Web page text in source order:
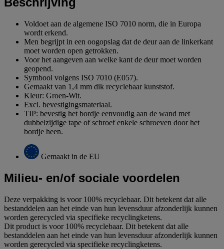
Voldoet aan de algemene ISO 7010 norm, die in Europa
wordt erkend.
Men begrijpt in een oogopslag dat de deur aan de linkerkant
moet worden open getrokken.
Voor het aangeven aan welke kant de deur moet worden
geopend.
Symbool volgens ISO 7010 (E057).
Gemaakt van 1,4 mm dik recyclebaar kunststof.
Kleur: Groen-Wit.
Excl. bevestigingsmateriaal.
TIP: bevestig het bordje eenvoudig aan de wand met
dubbelzijdige tape of schroef enkele schroeven door het
bordje heen.
Gemaakt in de EU
Milieu- en/of sociale voordelen
Deze verpakking is voor 100% recyclebaar. Dit betekent dat alle
bestanddelen aan het einde van hun levensduur afzonderlijk kunnen
worden gerecycled via specifieke recyclingketens.
Dit product is voor 100% recyclebaar. Dit betekent dat alle
bestanddelen aan het einde van hun levensduur afzonderlijk kunnen
worden gerecycled via specifieke recyclingketens.